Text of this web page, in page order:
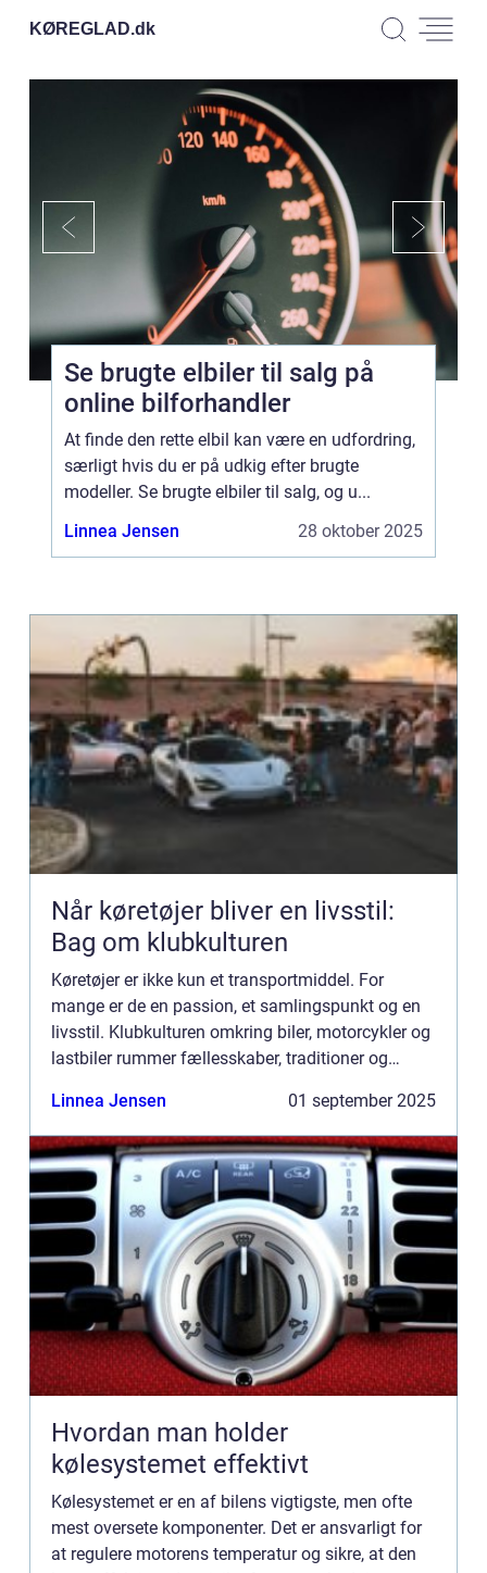
KØREGLAD.dk
Se brugte elbiler til salg på
online bilforhandler
At finde den rette elbil kan være en udfordring,
særligt hvis du er på udkig efter brugte
modeller. Se brugte elbiler til salg, og u...
Linnea Jensen
28 oktober 2025
Når køretøjer bliver en livsstil:
Bag om klubkulturen
Køretøjer er ikke kun et transportmiddel. For
mange er de en passion, et samlingspunkt og en
livsstil. Klubkulturen omkring biler, motorcykler og
lastbiler rummer fællesskaber, traditioner og
Linnea Jensen 01 september 2025
Hvordan man holder
kølesystemet effektivt
Kølesystemet er en af bilens vigtigste, men ofte
mest oversete komponenter. Det er ansvarligt for
at regulere motorens temperatur og sikre, at den